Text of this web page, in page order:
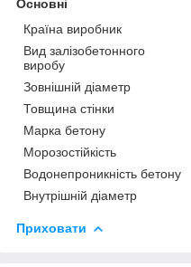
Основні
Країна виробник
Вид залізобетонного
виробу
Зовнішній діаметр
Товщина стінки
Марка бетону
Морозостійкість
Водонепроникність бетону
Внутрішній діаметр
Приховати